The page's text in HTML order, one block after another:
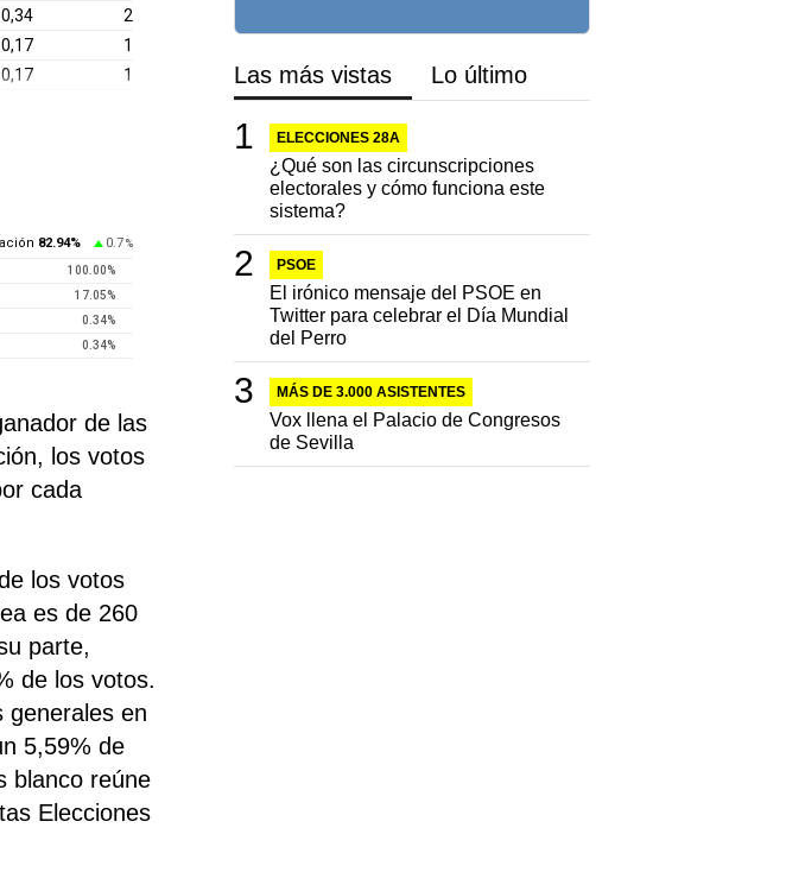
0,34
2
0,17
1
0,17 1
82.94% 0.7 %
100.00%
17.05%
0.34%
0.34%
de las
los votos
cada
los votos
es de 260
parte,
de los votos.
generales en
5,59% de
blanco reúne
Elecciones
Las más vistas Lo último
ELECCIONES 28A
¿Qué son las circunscripciones
electorales y cómo funciona este
sistema?
PSOE
El irónico mensaje del PSOE en
Twitter para celebrar el Día Mundial
del Perro
MÁS DE 3.000 ASISTENTES
Vox llena el Palacio de Congresos
de Sevilla